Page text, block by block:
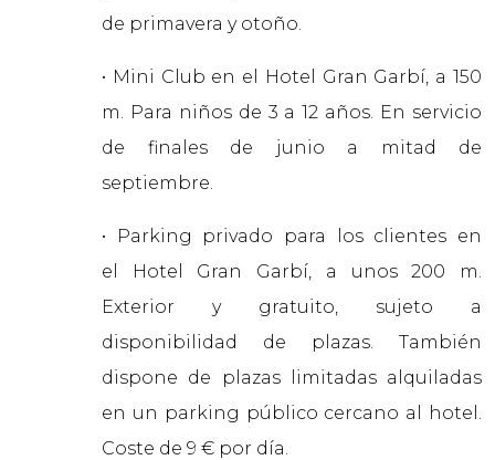
de primavera y otoño.
• Mini Club en el Hotel Gran Garbí, a 150
m. Para niños de 3 a 12 años. En servicio
de finales de junio a mitad de
septiembre.
• Parking privado para los clientes en
el Hotel Gran Garbí, a unos 200 m.
Exterior y gratuito, sujeto a
disponibilidad de plazas. También
dispone de plazas limitadas alquiladas
en un parking público cercano al hotel.
Coste de 9 € por día.